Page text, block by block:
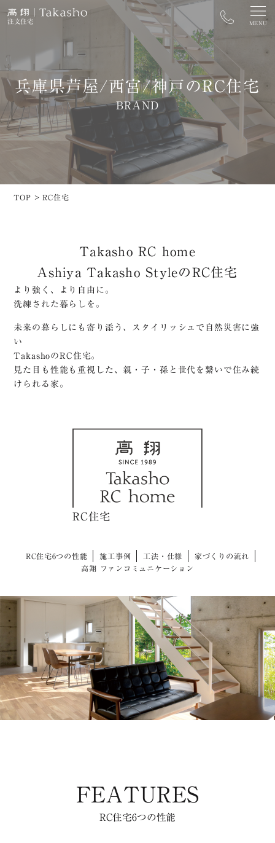
注文住宅 MENU
高翔の家づくり
リフォーム・
リノベーション
スタッフ
お客様の声
企業情報
ZEH
長期優良住宅
サイトマップ
カタログ資料請求 家づくり相談窓口
街なかモデルハウス予約 開催中のイベントを探す
兵庫県芦屋/西宮/神戸のRC住宅
BRAND
TOP > RC住宅
Takasho RC home
Ashiya Takasho StyleのRC住宅
より強く、より自由に。
洗練された暮らしを。
未来の暮らしにも寄り添う、スタイリッシュで自然災害に強
い
TakashoのRC住宅。
見た目も性能も重視した、親・子・孫と世代を繋いで住み続
けられる家。
RC住宅
RC住宅6つの性能 施工事例 工法・仕様
家づくりの流れ
高翔 ファンコミュニケーション
FEATURES
RC住宅6つの性能